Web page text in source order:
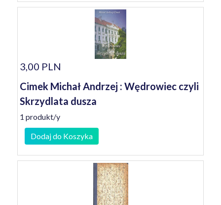
3,00 PLN
Cimek Michał Andrzej : Wędrowiec czyli
Skrzydlata dusza
1 produkt/y
Dodaj do Koszyka